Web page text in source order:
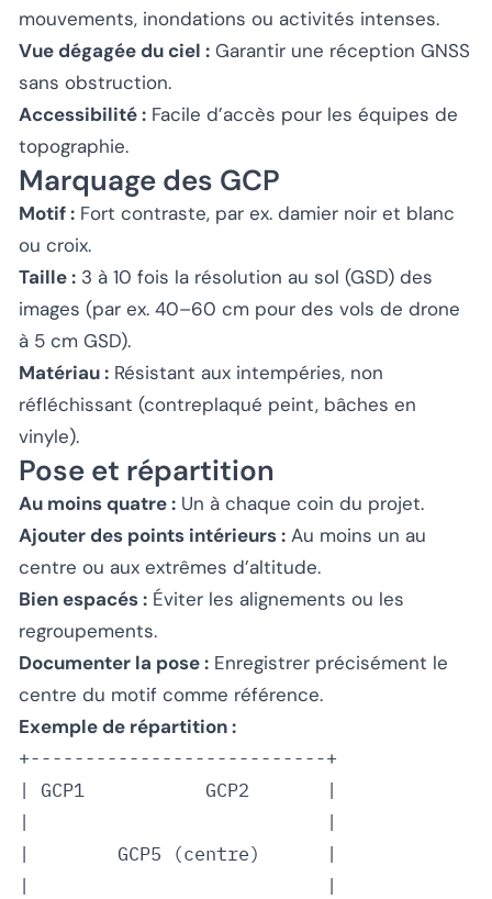
mouvements, inondations ou activités intenses.
Vue dégagée du ciel : Garantir une réception GNSS
sans obstruction.
Accessibilité : Facile d’accès pour les équipes de
topographie.
Marquage des GCP
Motif : Fort contraste, par ex. damier noir et blanc
ou croix.
Taille : 3 à 10 fois la résolution au sol (GSD) des
images (par ex. 40–60 cm pour des vols de drone
à 5 cm GSD).
Matériau : Résistant aux intempéries, non
réfléchissant (contreplaqué peint, bâches en
vinyle).
Pose et répartition
Au moins quatre : Un à chaque coin du projet.
Ajouter des points intérieurs : Au moins un au
centre ou aux extrêmes d’altitude.
Bien espacés : Éviter les alignements ou les
regroupements.
Documenter la pose : Enregistrer précisément le
centre du motif comme référence.
Exemple de répartition :
+---------------------------+
| GCP1           GCP2       |
|                           |
|        GCP5 (centre)      |
|                           |